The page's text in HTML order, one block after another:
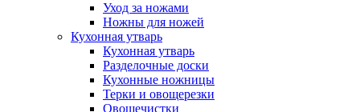
Уход за ножами
Ножны для ножей
Кухонная утварь
Кухонная утварь
Разделочные доски
Кухонные ножницы
Терки и овощерезки
Овощечистки